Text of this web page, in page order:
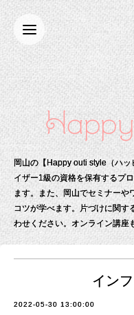
岡山の【Happy outi style（ハ
イザー1級の資格を保有するプ
ます。 また、岡山でセミナーや
コツが学べます。 片づけに関す
わせください。 オンライン講座
イン
2022-05-30 13:00:00